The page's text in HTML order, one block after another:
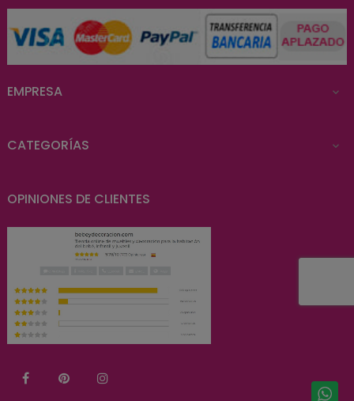
EMPRESA 
CATEGORÍAS 
OPINIONES DE CLIENTES
FacebookPinterest